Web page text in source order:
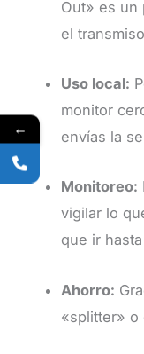
Out» es un
el
Uso local:
monitor
envías la
Monitoreo:
vigilar lo
que ir
Ahorro:
«splitter» o
←